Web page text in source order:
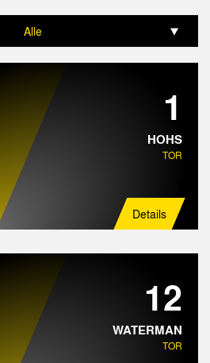
Alle
Tor
Mittelfeld
Angriff
1
HOHS
TOR
Details
12
WATERMAN
TOR